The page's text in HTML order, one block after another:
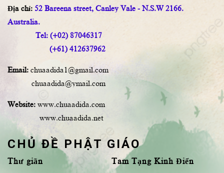
Địa chỉ: 52 Bareena street, Canley Vale - N.S.W 2166.
Australia.
Tel: (+02) 87046317
(+61) 412637962
Email: chuaadida1@gmail.com
chuaadida@ymail.com
Website: www.chuaadida.com
www.chuaadida.net
CHỦ ĐỀ PHẬT GIÁO
Thư giãn Tam Tạng Kinh Điển